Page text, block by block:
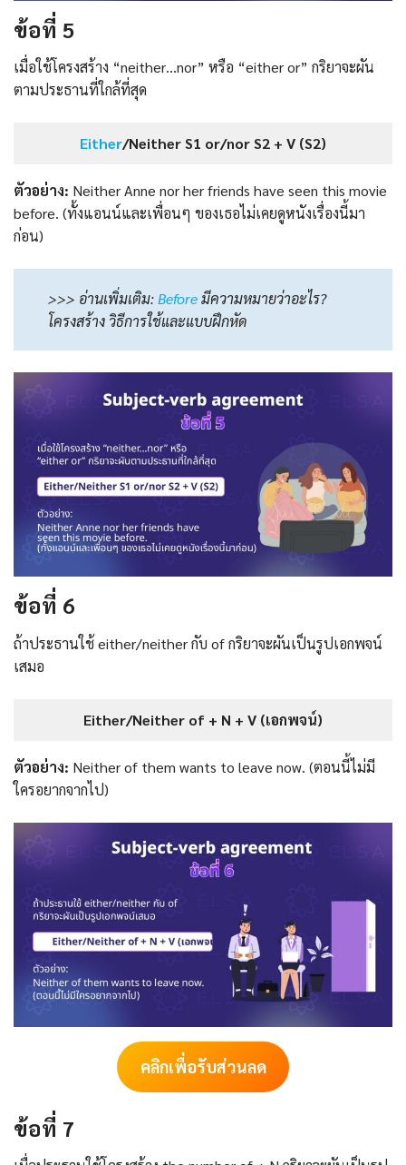
ข้อที่ 5
เมื่อใช้โครงสร้าง “neither…nor” หรือ “either or” กริยาจะผัน
ตามประธานที่ใกล้ที่สุด
Either/Neither S1 or/nor S2 + V (S2)
ตัวอย่าง: Neither Anne nor her friends have seen this movie
before. (ทั้งแอนน์และเพื่อนๆ ของเธอไม่เคยดูหนังเรื่องนี้มา
ก่อน)
>>> อ่านเพิ่มเติม:Beforeมีความหมายว่าอะไร?
โครงสร้าง วิธีการใช้และแบบฝึกหัด
ข้อที่ 6
ถ้าประธานใช้ either/neither กับ of กริยาจะผันเป็นรูปเอกพจน์
เสมอ
Either/Neither of + N + V (เอกพจน์)
ตัวอย่าง: Neither of them wants to leave now. (ตอนนี้ไม่มี
ใครอยากจากไป)
คลิกเพื่อรับส่วนลด
ข้อที่ 7